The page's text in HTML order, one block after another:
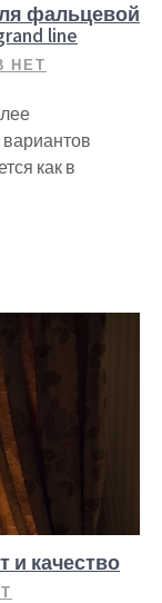
фальцевой
line
НЕТ
как в
и качество